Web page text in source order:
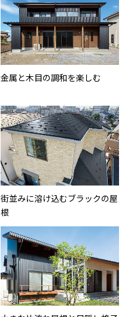
金属と木目の調和を楽しむ
街並みに溶け込むブラックの屋
根